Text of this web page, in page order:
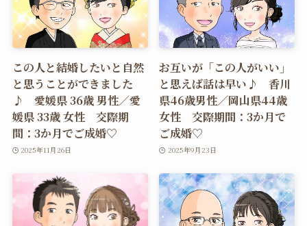
この人と結婚したいと自然
と思うことができました
♪ 愛媛県 36歳 男性／愛
媛県 33歳 女性 交際期
間：3か月でご成婚♡
2025年11月26日
お互いが「この人がいい」
と思えば話は早い♪ 香川
県46歳男性／岡山県44歳
女性 交際期間：3か月で
ご成婚♡
2025年9月23日